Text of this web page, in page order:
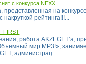
с конкурса NEXX
представленная на
накруткой рейтинга!!!...
FIRST
работа AKZEGET’а,
мир MP3!»,
администрац...